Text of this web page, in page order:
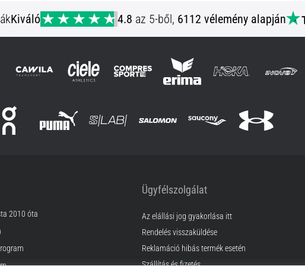
Kiváló 4.8 az 5-ből, 6112 vélemény alapján
2010 óta
Ügyfélszolgálat
Az elállási jog gyakorlása itt
Rendelés visszaküldése
Reklamáció hibás termék esetén